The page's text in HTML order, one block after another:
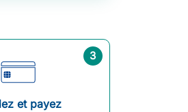
3
et payez